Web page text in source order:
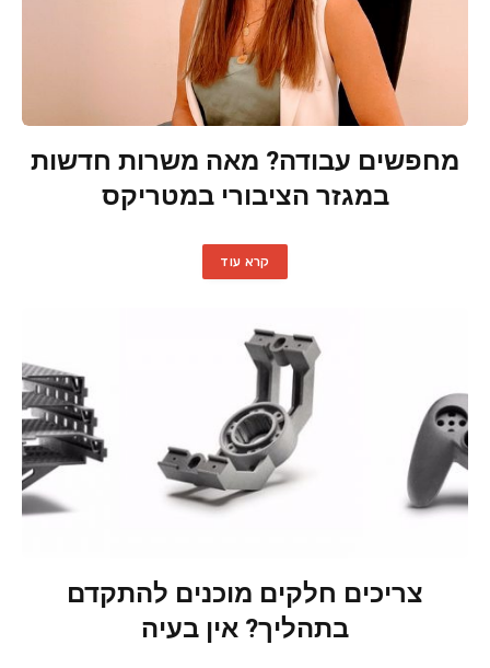
מחפשים עבודה? מאה משרות חדשות
במגזר הציבורי במטריקס
קרא עוד
צריכים חלקים מוכנים להתקדם
בתהליך? אין בעיה